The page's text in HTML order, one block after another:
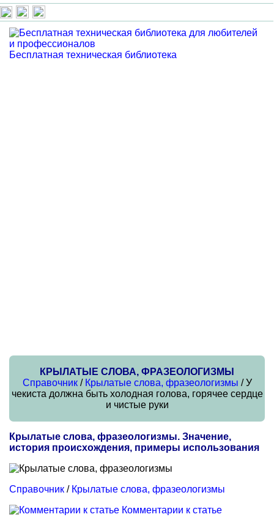
Бесплатная техническая библиотека
КРЫЛАТЫЕ СЛОВА, ФРАЗЕОЛОГИЗМЫ
Справочник/ Крылатые слова, фразеологизмы / У
чекиста должна быть холодная голова, горячее сердце
и чистые руки
Крылатые слова, фразеологизмы. Значение,
история происхождения, примеры использования
Справочник / Крылатые слова, фразеологизмы
Комментарии к статье